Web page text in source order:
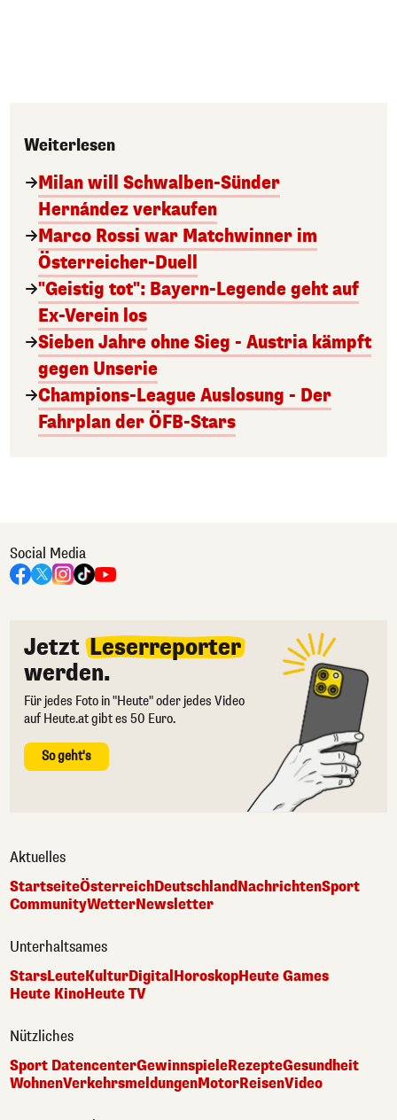
Weiterlesen
Milan will Schwalben-Sünder
Hernández verkaufen
Marco Rossi war Matchwinner im
Österreicher-Duell
"Geistig tot": Bayern-Legende geht auf
Ex-Verein los
Sieben Jahre ohne Sieg - Austria kämpft
gegen Unserie
Champions-League Auslosung - Der
Fahrplan der ÖFB-Stars
Social Media
Jetzt Leserreporter
werden.
Für jedes Foto in "Heute" oder jedes Video
auf Heute.at gibt es 50 Euro.
So geht's
Aktuelles
StartseiteÖsterreichDeutschlandNachrichtenSport
CommunityWetterNewsletter
Unterhaltsames
StarsLeuteKulturDigital HoroskopHeute Games
Heute KinoHeute TV
Nützliches
Sport DatencenterGewinnspieleRezepteGesundheit
WohnenVerkehrsmeldungenMotorReisenVideo